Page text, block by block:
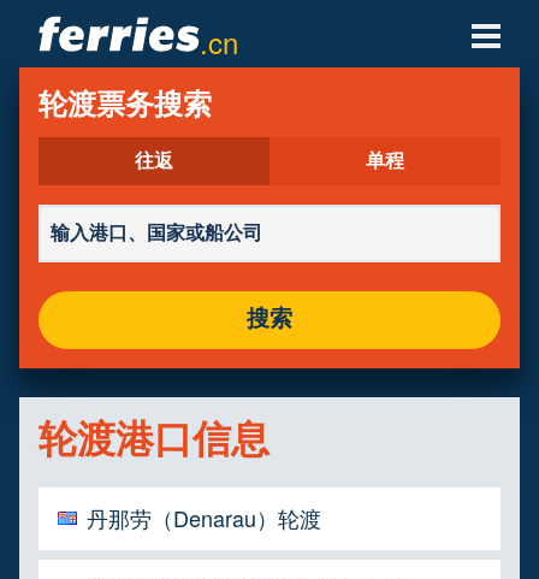
.cn
轮渡公司
轮渡目的地
轮渡航线
轮渡港口
管理预定
轮渡票务搜索
往返 单程
搜索
轮渡港口信息
丹那劳（Denarau）轮渡